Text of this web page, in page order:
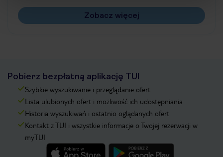
Zobacz więcej
Pobierz bezpłatną aplikację TUI
Szybkie wyszukiwanie i przeglądanie ofert
Lista ulubionych ofert i możliwość ich udostępniania
Historia wyszukiwań i ostatnio oglądanych ofert
Kontakt z TUI i wszystkie informacje o Twojej rezerwacji w
myTUI